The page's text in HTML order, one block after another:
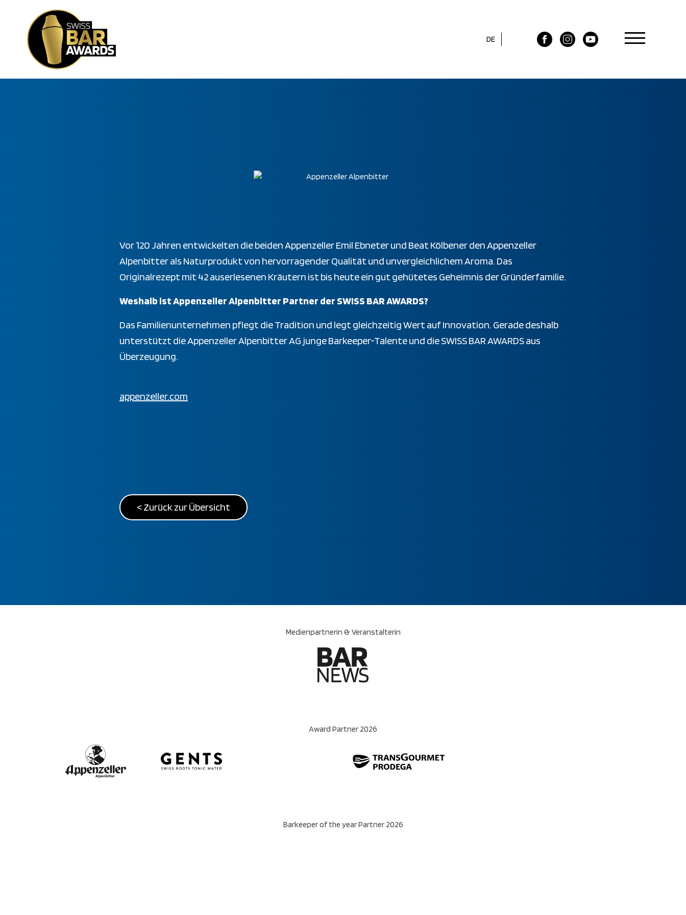
DE
Vor 120 Jahren entwickelten die beiden Appenzeller Emil Ebneter und Beat Kölbener den Appenzeller
Alpenbitter als Naturprodukt von hervorragender Qualität und unvergleichlichem Aroma. Das
Originalrezept mit 42 auserlesenen Kräutern ist bis heute ein gut gehütetes Geheimnis der Gründerfamilie.
Weshalb ist Appenzeller Alpenbitter Partner der SWISS BAR AWARDS?
Das Familienunternehmen pflegt die Tradition und legt gleichzeitig Wert auf Innovation. Gerade deshalb
unterstützt die Appenzeller Alpenbitter AG junge Barkeeper-Talente und die SWISS BAR AWARDS aus
Überzeugung.
appenzeller.com
< Zurück zur Übersicht
Medienpartnerin & Veranstalterin
Award Partner 2026
Barkeeper of the year Partner 2026